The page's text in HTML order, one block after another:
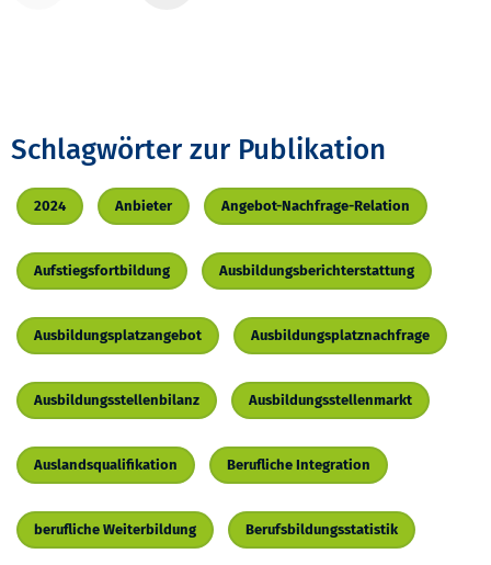
Schlagwörter zur Publikation
2024 Anbieter Angebot-Nachfrage-Relation
Aufstiegsfortbildung Ausbildungsberichterstattung
Ausbildungsplatzangebot Ausbildungsplatznachfrage
Ausbildungsstellenbilanz Ausbildungsstellenmarkt
Auslandsqualifikation Berufliche Integration
berufliche Weiterbildung Berufsbildungsstatistik